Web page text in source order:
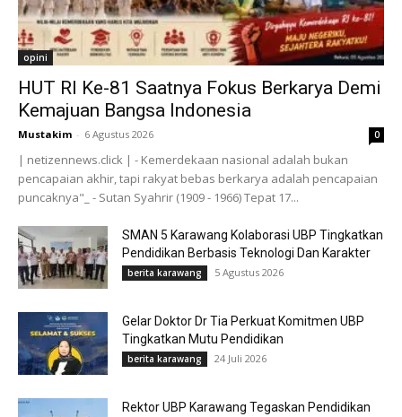
opini
HUT RI Ke-81 Saatnya Fokus Berkarya Demi
Kemajuan Bangsa Indonesia
Mustakim - 6 Agustus 2026 0
| netizennews.click | - Kemerdekaan nasional adalah bukan
pencapaian akhir, tapi rakyat bebas berkarya adalah pencapaian
puncaknya"_ - Sutan Syahrir (1909 - 1966) Tepat 17...
SMAN 5 Karawang Kolaborasi UBP Tingkatkan
Pendidikan Berbasis Teknologi Dan Karakter
berita karawang 5 Agustus 2026
Gelar Doktor Dr Tia Perkuat Komitmen UBP
Tingkatkan Mutu Pendidikan
berita karawang 24 Juli 2026
Rektor UBP Karawang Tegaskan Pendidikan